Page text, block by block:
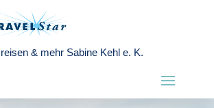
& mehr Sabine Kehl e. K.